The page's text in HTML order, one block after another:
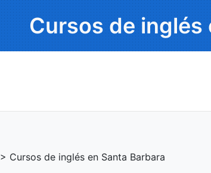
Cursos de inglés
> Cursos de inglés en Santa Barbara